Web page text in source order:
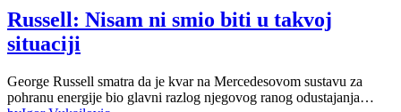
Russell: Nisam ni smio biti u takvoj
situaciji
George Russell smatra da je kvar na Mercedesovom sustavu za
pohranu energije bio glavni razlog njegovog ranog odustajanja…